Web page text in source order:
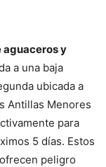
aguaceros y
a una baja
ubicada a
Antillas Menores
para
5 días. Estos
peligro